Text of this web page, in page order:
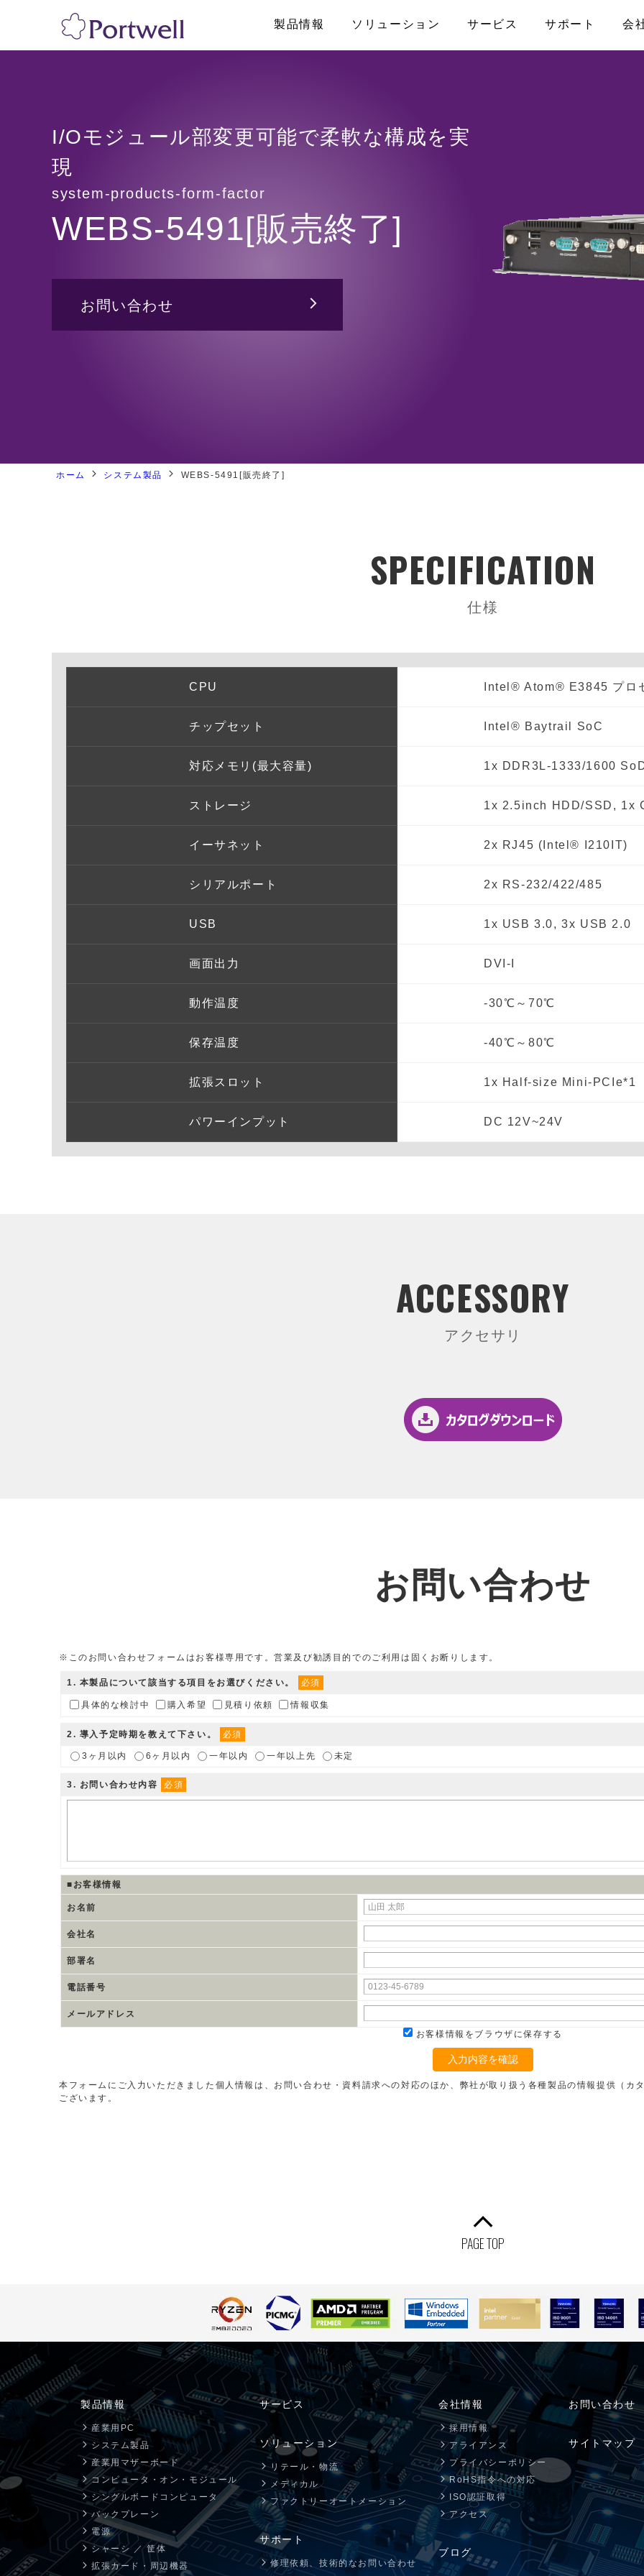
製品情報
ボックス型PC
海外認証取得PC
医療・メディカル向けPC
ネットワークアプライアンス
ハンディターミナル/スマー
トフォン
ディスプレイ/モニター
ATX
キャリアボード
バックプレーン ジャパンプレミアム
ソリューション サービス サポート 会
I/Oモジュール部変更可能で柔軟な構成を実
現
system-products-form-factor
WEBS-5491[販売終了]
お問い合わせ
ホーム システム製品 WEBS-5491[販売終了]
SPECIFICATION
仕様
CPU Intel® Atom® E3845 プロ
チップセット Intel® Baytrail SoC
対応メモリ(最大容量) 1x DDR3L-1333/1600
ストレージ 1x 2.5inch HDD/SSD, 1x
イーサネット 2x RJ45 (Intel® I210IT)
シリアルポート 2x RS-232/422/485
USB 1x USB 3.0, 3x USB 2.0
画面出力 DVI-I
動作温度 -30℃～70℃
保存温度 -40℃～80℃
拡張スロット 1x Half-size Mini-PCIe*1
パワーインプット DC 12V~24V
ACCESSORY
アクセサリ
お問い合わせ
※このお問い合わせフォームはお客様専用です。営業及び勧誘目的でのご利用は固くお断りします。
1. 本製品について該当する項目をお選びください。 必須
具体的な検討中 購入希望 見積り依頼 情報収集
2. 導入予定時期を教えて下さい。 必須
3ヶ月以内 6ヶ月以内 一年以内 一年以上先 未定
3. お問い合わせ内容 必須
■お客様情報
お名前
会社名
部署名
電話番号
メールアドレス
お客様情報をブラウザに保存する
入力内容を確認
本フォームにご入力いただきました個人情報は、お問い合わせ・資料請求への対応のほか、弊社が取り扱う各種製品の情報提供（
ございます。
PAGE TOP
製品情報
産業用PC
システム製品
産業用マザーボード
コンピュータ・オン・モジュール
シングルボードコンピュータ
バックプレーン
電源
シャーシ ／ 筐体
拡張カード・周辺機器
サービス
ソリューション
リテール・物流
メディカル
ファクトリーオートメーション
サポート
修理依頼、技術的なお問い合わせ
会社情報
採用情報
アライアンス
プライバシーポリシー
RoHS指令への対応
ISO認証取得
アクセス
ブログ
お問い合わせ
サイトマップ